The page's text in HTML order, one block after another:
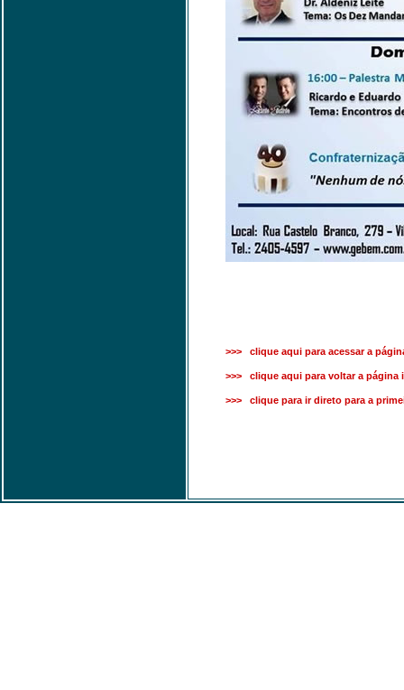
>>> clique aqui para acessar a
>>> clique aqui para voltar a página
>>> clique para ir direto para a